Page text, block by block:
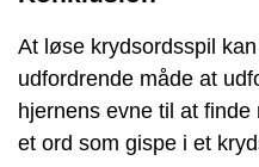
At løse krydsordsspil
udfordrende måde at
hjernens evne til at
et ord som gispe i et